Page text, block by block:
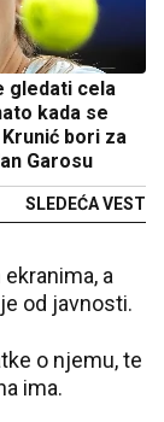
gledati cela
kada se
bori za
Garosu
SLEDEĆA VEST
a
od javnosti.
o njemu, te
ima.